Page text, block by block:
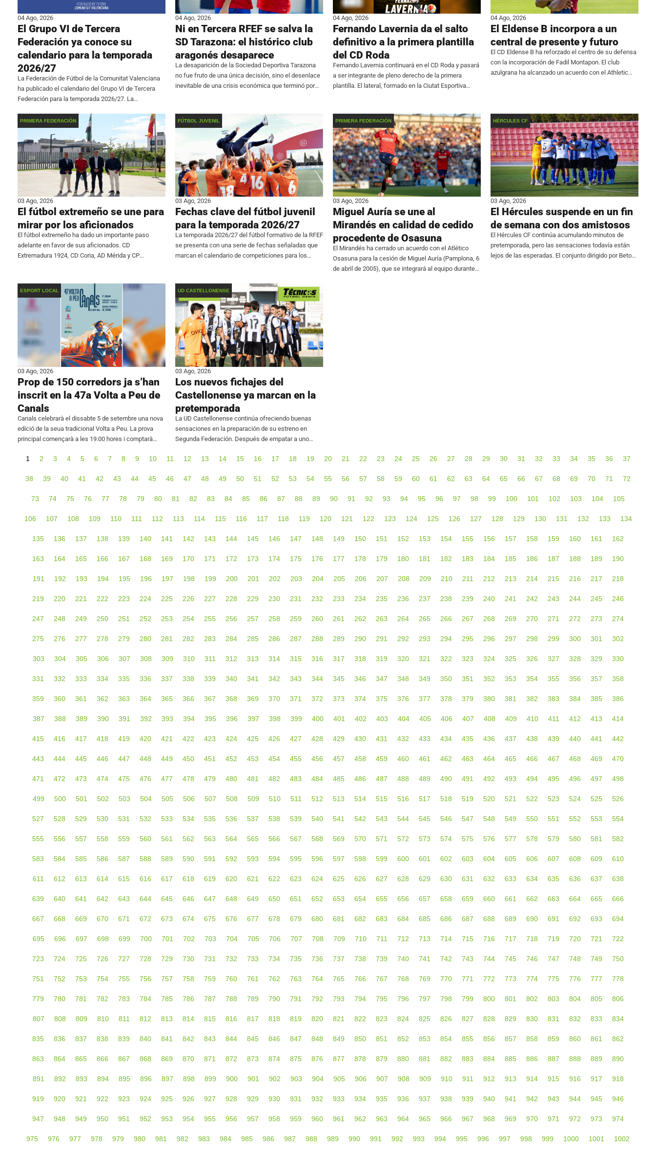
04 Ago, 2026
El Grupo VI de Tercera
Federación ya conoce su
calendario para la temporada
2026/27
La Federación de Fútbol de la Comunitat Valenciana
ha publicado el calendario del Grupo VI de Tercera
Federación para la temporada 2026/27. La
septiembre y finalizará el 9 de mayo.
04 Ago, 2026
Ni en Tercera RFEF se salva la
SD Tarazona: el histórico club
aragonés desaparece
La desaparición de la Sociedad Deportiva Tarazona
no fue fruto de una única decisión, sino el desenlace
inevitable de una crisis económica que terminó por
04 Ago, 2026
Fernando Lavernia da el salto
definitivo a la primera plantilla
del CD Roda
Fernando Lavernia continuará en el CD Roda y pasará
a ser integrante de pleno derecho de la primera
plantilla. El lateral, formado en la Ciutat Esportiva
04 Ago, 2026
El Eldense B incorpora a un
central de presente y futuro
El CD Eldense B ha reforzado el centro de su defensa
con la incorporación de Fadil Montapon. El club
azulgrana ha alcanzado un acuerdo con el Athletic
PRIMERA FEDERACIÓN
03 Ago, 2026
El fútbol extremeño se une para
mirar por los aficionados
El fútbol extremeño ha dado un importante paso
adelante en favor de sus aficionados. CD
Extremadura 1924, CD Coria, AD Mérida y CP
FÚTBOL JUVENIL
03 Ago, 2026
Fechas clave del fútbol juvenil
para la temporada 2026/27
La temporada 2026/27 del fútbol formativo de la RFEF
se presenta con una serie de fechas señaladas que
marcan el calendario de competiciones para los
PRIMERA FEDERACIÓN
03 Ago, 2026
Miguel Auría se une al
Mirandés en calidad de cedido
procedente de Osasuna
El Mirandés ha cerrado un acuerdo con el Atlético
Osasuna para la cesión de Miguel Auría (Pamplona, 6
de abril de 2005), que se integrará al equipo durante
HÉRCULES CF
03 Ago, 2026
El Hércules suspende en un fin
de semana con dos amistosos
El Hércules CF continúa acumulando minutos de
pretemporada, pero las sensaciones todavía están
lejos de las esperadas. El conjunto dirigido por Beto
ESPORT LOCAL
03 Ago, 2026
Prop de 150 corredors ja s’han
inscrit en la 47a Volta a Peu de
Canals
Canals celebrarà el dissabte 5 de setembre una nova
edició de la seua tradicional Volta a Peu. La prova
principal començarà a les 19.00 hores i comptarà
UD CASTELLONENSE
03 Ago, 2026
Los nuevos fichajes del
Castellonense ya marcan en la
pretemporada
La UD Castellonense continúa ofreciendo buenas
sensaciones en la preparación de su estreno en
Segunda Federación. Después de empatar a uno
Iñaki Rodríguez se impuso por 2-0 al
1 2 3 4 5 6 7 8 9 10 11 12 13 14 15 16 17 18 19 20 21 22 23 24 25 26 27 28 29 30 31 32 33 34 35 36 37
38 39 40 41 42 43 44 45 46 47 48 49 50 51 52 53 54 55 56 57 58 59 60 61 62 63 64 65 66 67 68 69 70 71 72
73 74 75 76 77 78 79 80 81 82 83 84 85 86 87 88 89 90 91 92 93 94 95 96 97 98 99 100 101 102 103 104 105
106 107 108 109 110 111 112 113 114 115 116 117 118 119 120 121 122 123 124 125 126 127 128 129 130 131 132 133 134
135 136 137 138 139 140 141 142 143 144 145 146 147 148 149 150 151 152 153 154 155 156 157 158 159 160 161 162
163 164 165 166 167 168 169 170 171 172 173 174 175 176 177 178 179 180 181 182 183 184 185 186 187 188 189 190
191 192 193 194 195 196 197 198 199 200 201 202 203 204 205 206 207 208 209 210 211 212 213 214 215 216 217 218
219 220 221 222 223 224 225 226 227 228 229 230 231 232 233 234 235 236 237 238 239 240 241 242 243 244 245 246
247 248 249 250 251 252 253 254 255 256 257 258 259 260 261 262 263 264 265 266 267 268 269 270 271 272 273 274
275 276 277 278 279 280 281 282 283 284 285 286 287 288 289 290 291 292 293 294 295 296 297 298 299 300 301 302
303 304 305 306 307 308 309 310 311 312 313 314 315 316 317 318 319 320 321 322 323 324 325 326 327 328 329 330
331 332 333 334 335 336 337 338 339 340 341 342 343 344 345 346 347 348 349 350 351 352 353 354 355 356 357 358
359 360 361 362 363 364 365 366 367 368 369 370 371 372 373 374 375 376 377 378 379 380 381 382 383 384 385 386
387 388 389 390 391 392 393 394 395 396 397 398 399 400 401 402 403 404 405 406 407 408 409 410 411 412 413 414
415 416 417 418 419 420 421 422 423 424 425 426 427 428 429 430 431 432 433 434 435 436 437 438 439 440 441 442
443 444 445 446 447 448 449 450 451 452 453 454 455 456 457 458 459 460 461 462 463 464 465 466 467 468 469 470
471 472 473 474 475 476 477 478 479 480 481 482 483 484 485 486 487 488 489 490 491 492 493 494 495 496 497 498
499 500 501 502 503 504 505 506 507 508 509 510 511 512 513 514 515 516 517 518 519 520 521 522 523 524 525 526
527 528 529 530 531 532 533 534 535 536 537 538 539 540 541 542 543 544 545 546 547 548 549 550 551 552 553 554
555 556 557 558 559 560 561 562 563 564 565 566 567 568 569 570 571 572 573 574 575 576 577 578 579 580 581 582
583 584 585 586 587 588 589 590 591 592 593 594 595 596 597 598 599 600 601 602 603 604 605 606 607 608 609 610
611 612 613 614 615 616 617 618 619 620 621 622 623 624 625 626 627 628 629 630 631 632 633 634 635 636 637 638
639 640 641 642 643 644 645 646 647 648 649 650 651 652 653 654 655 656 657 658 659 660 661 662 663 664 665 666
667 668 669 670 671 672 673 674 675 676 677 678 679 680 681 682 683 684 685 686 687 688 689 690 691 692 693 694
695 696 697 698 699 700 701 702 703 704 705 706 707 708 709 710 711 712 713 714 715 716 717 718 719 720 721 722
723 724 725 726 727 728 729 730 731 732 733 734 735 736 737 738 739 740 741 742 743 744 745 746 747 748 749 750
751 752 753 754 755 756 757 758 759 760 761 762 763 764 765 766 767 768 769 770 771 772 773 774 775 776 777 778
779 780 781 782 783 784 785 786 787 788 789 790 791 792 793 794 795 796 797 798 799 800 801 802 803 804 805 806
807 808 809 810 811 812 813 814 815 816 817 818 819 820 821 822 823 824 825 826 827 828 829 830 831 832 833 834
835 836 837 838 839 840 841 842 843 844 845 846 847 848 849 850 851 852 853 854 855 856 857 858 859 860 861 862
863 864 865 866 867 868 869 870 871 872 873 874 875 876 877 878 879 880 881 882 883 884 885 886 887 888 889 890
891 892 893 894 895 896 897 898 899 900 901 902 903 904 905 906 907 908 909 910 911 912 913 914 915 916 917 918
919 920 921 922 923 924 925 926 927 928 929 930 931 932 933 934 935 936 937 938 939 940 941 942 943 944 945 946
947 948 949 950 951 952 953 954 955 956 957 958 959 960 961 962 963 964 965 966 967 968 969 970 971 972 973 974
975 976 977 978 979 980 981 982 983 984 985 986 987 988 989 990 991 992 993 994 995 996 997 998 999 1000 1001 1002